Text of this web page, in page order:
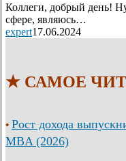
Коллеги, добрый день!
сфере, являюсь…
expert17.06.2024
★ САМОЕ
• Рост дохода
MBA (2026)